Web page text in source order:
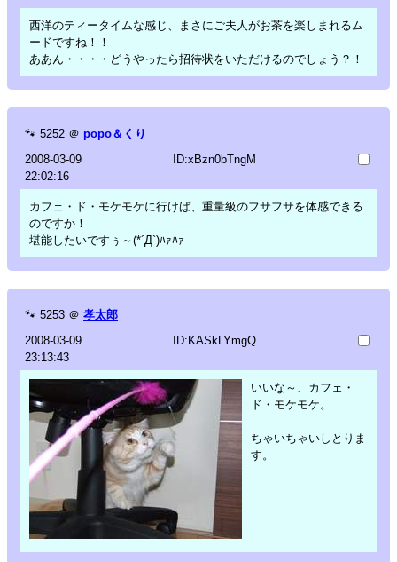
西洋のティータイムな感じ、まさにご夫人がお茶を楽しまれるム
ードですね！！
ああん・・・・どうやったら招待状をいただけるのでしょう？！
🐾 5252 ＠ popo＆くり
2008-03-09
22:02:16
ID:xBzn0bTngM
カフェ・ド・モケモケに行けば、重量級のフサフサを体感できる
のですか！
堪能したいですぅ～(*´Д`)ﾊｧﾊｧ
🐾 5253 ＠ 孝太郎
2008-03-09
23:13:43
ID:KASkLYmgQ.
いいな～、カフェ・
ド・モケモケ。
ちゃいちゃいしとりま
す。